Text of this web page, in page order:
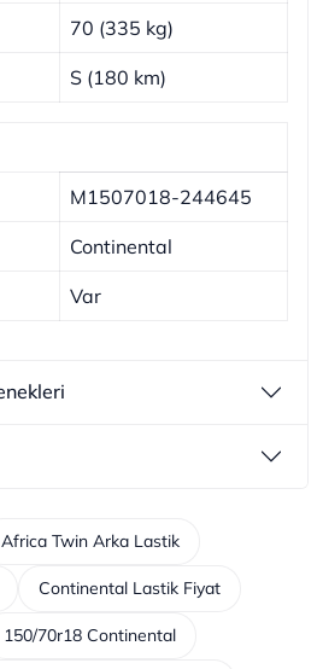
70 (335 kg)
S (180 km)
M1507018-244645
Continental
Var
Africa Twin Arka Lastik
Continental Lastik Fiyat
150/70r18 Continental